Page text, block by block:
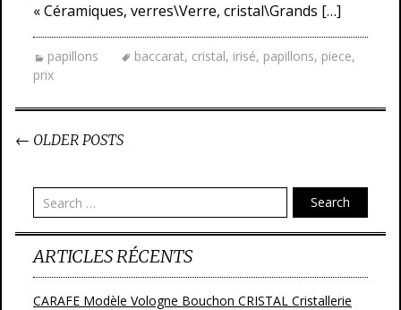
« Céramiques, verres\Verre, cristal\Grands […]
papillons baccarat, cristal, irisé, papillons, piece,
prix
← OLDER POSTS
Search
ARTICLES RÉCENTS
CARAFE Modèle Vologne Bouchon CRISTAL Cristallerie